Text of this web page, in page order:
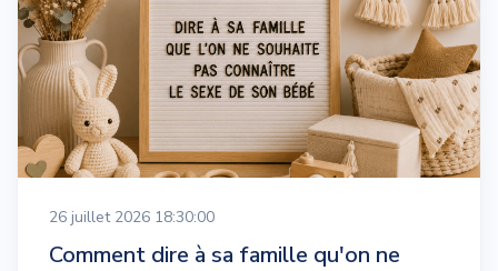
26 juillet 2026 18:30:00
Comment dire à sa famille qu'on ne